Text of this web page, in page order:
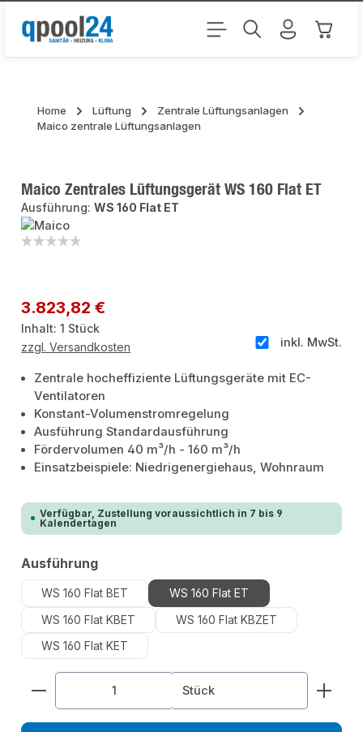
Zum Hauptinhalt springen
Home Lüftung
Zentrale Lüftungsanlagen
Maico zentrale Lüftungsanlagen
Maico Zentrales Lüftungsgerät WS 160 Flat ET
Ausführung:WS 160 Flat ET
Regulärer Preis:
3.823,82 €
Inhalt:1 Stück
inkl. MwSt.
zzgl. Versandkosten
Zentrale hocheffiziente Lüftungsgeräte mit EC-
Ventilatoren
Konstant-Volumenstromregelung
Ausführung Standardausführung
Fördervolumen 40 m³/h - 160 m³/h
Einsatzbeispiele: Niedrigenergiehaus, Wohnraum
Verfügbar, Zustellung voraussichtlich in 7 bis 9
Kalendertagen
Ausführungauswählen
WS 160 Flat BET
WS 160 Flat ET
WS 160 Flat KBET
WS 160 Flat KBZET
WS 160 Flat KET
Produkt Anzahl: Gib den gewünschten Wert
Stück